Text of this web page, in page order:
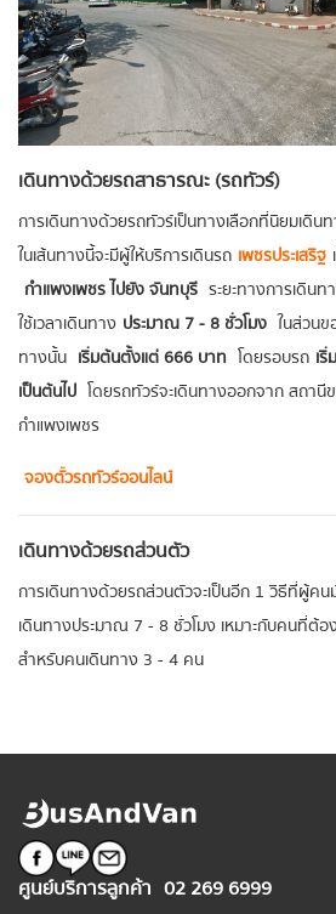
เดินทางด้วยรถสาธารณะ (รถทัวร์)
การเดินทางด้วยรถทัวร์เป็นทางเลือกที่นิยมเดิ
ในเส้นทางนี้จะมีผู้ให้บริการเดินรถ เพชรประเสริฐ
กำแพงเพชร ไปยัง จันทบุรี ระยะทางการเดินท
ใช้เวลาเดินทาง ประมาณ 7 - 8 ชั่วโมง ในส่วนข
ทางนั้น เริ่มต้นตั้งแต่ 666 บาท โดยรอบรถ เ
เป็นต้นไป โดยรถทัวร์จะเดินทางออกจาก สถา
กำแพงเพชร
จองตั๋วรถทัวร์ออนไลน์
เดินทางด้วยรถส่วนตัว
การเดินทางด้วยรถส่วนตัวจะเป็นอีก 1 วิธีที่ผู้คนมั
เดินทางประมาณ 7 - 8 ชั่วโมง เหมาะกับคนที่ต้อ
สำหรับคนเดินทาง 3 - 4 คน
ศูนย์บริการลูกค้า 02 269 6999